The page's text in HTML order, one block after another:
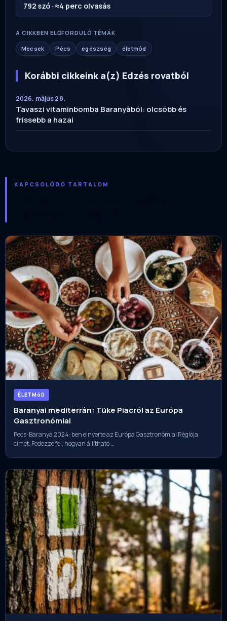
792 szó · ≈4 perc olvasás
A CIKKBEN ELŐFORDULÓ TÉMÁK
Mecsek Pécs egészség életmód
Korábbi cikkeink a(z) Edzés rovatból
2026. május 28.
Tavaszi vitaminbomba Baranyából: olcsóbb és
frissebb a hazai
KAPCSOLÓDÓ TARTALOM
ÉLETMóD
Baranyai mediterrán: Tüke Piacról az Európa
Gasztronómiai
Pécs-Baranya 2024-ben elnyerte az Európa Gasztronómiai Régiója
címet. Fedezze fel, hogyan állítható …